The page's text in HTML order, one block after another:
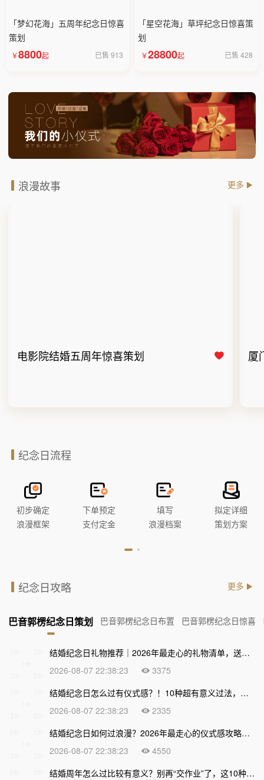
「梦幻花海」五周年纪念日惊喜
策划
8800 已售 913
「星空花海」草坪纪念日惊喜策
划
28800 已售 428
浪漫故事 更多
电影院结婚五周年惊喜策划 厦
纪念日流程
初步确定
浪漫框架
下单预定
支付定金
填写
浪漫档案
拟定详细
策划方案
纪念日攻略 更多
巴音郭楞纪念日策划 巴音郭楞纪念日布置 巴音郭楞纪念日惊喜
结婚纪念日礼物推荐｜2026年最走心的礼物清单，送到心坎上才不算白过！
2026-08-07 22:38:23
3375
结婚纪念日怎么过有仪式感？！10种超有意义过法，让爱情越久越甜
2026-08-07 22:38:23
2335
结婚纪念日如何过浪漫？2026年最走心的仪式感攻略，让爱情越久越甜
2026-08-07 22:38:23
4550
结婚周年怎么过比较有意义？别再“交作业”了，这10种走心过法让爱情越久越浓